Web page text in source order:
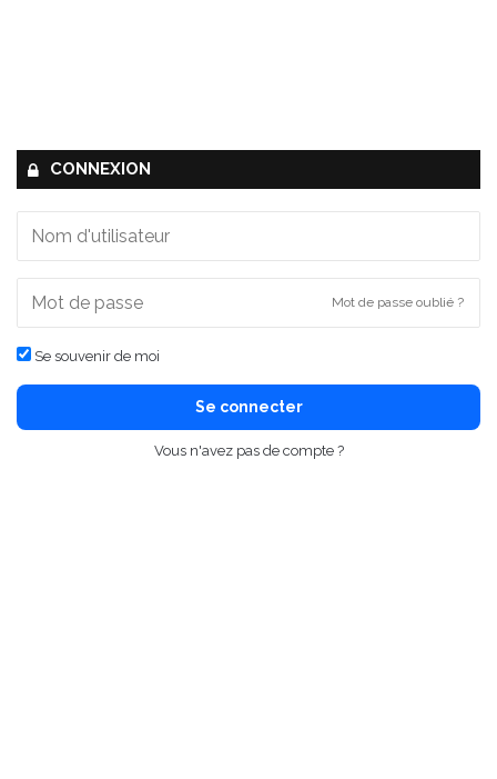
CONNEXION
Mot de passe oublié ?
Se souvenir de moi
Se connecter
Vous n'avez pas de compte ?